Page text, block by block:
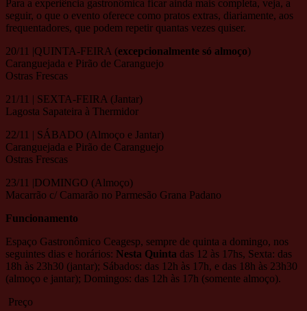
Para a experiência gastronômica ficar ainda mais completa, veja, a
seguir, o que o evento oferece como pratos extras, diariamente, aos
frequentadores, que podem repetir quantas vezes quiser.
20/11 |QUINTA-FEIRA (excepcionalmente só almoço)
Caranguejada e Pirão de Caranguejo
Ostras Frescas
21/11 | SEXTA-FEIRA (Jantar)
Lagosta Sapateira à Thermidor
22/11 | SÁBADO (Almoço e Jantar)
Caranguejada e Pirão de Caranguejo
Ostras Frescas
23/11 |DOMINGO (Almoço)
Macarrão c/ Camarão no Parmesão Grana Padano
Funcionamento
Espaço Gastronômico Ceagesp, sempre de quinta a domingo, nos
seguintes dias e horários: Nesta Quinta das 12 às 17hs, Sexta: das
18h às 23h30 (jantar); Sábados: das 12h às 17h, e das 18h às 23h30
(almoço e jantar); Domingos: das 12h às 17h (somente almoço).
Preço